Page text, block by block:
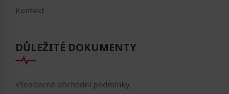
Kontakt
DŮLEŽITÉ DOKUMENTY
Všeobecné obchodní podmínky